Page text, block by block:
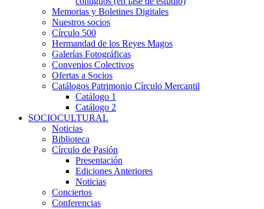
Memorias y Boletines Digitales
Nuestros socios
Círculo 500
Hermandad de los Reyes Magos
Galerías Fotográficas
Convenios Colectivos
Ofertas a Socios
Catálogos Patrimonio Círculo Mercantil
Catálogo 1
Catálogo 2
SOCIOCULTURAL
Noticias
Biblioteca
Círculo de Pasión
Presentación
Ediciones Anteriores
Noticias
Conciertos
Conferencias